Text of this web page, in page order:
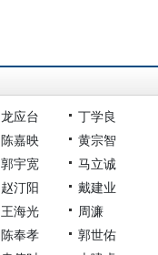
龙应台
丁学良
陈嘉映
黄宗智
郭宇宽
马立诚
赵汀阳
戴建业
王海光
周濂
陈奉孝
郭世佑